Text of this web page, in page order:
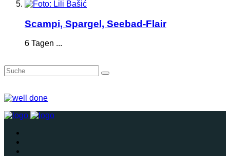
Scampi, Spargel, Seebad-Flair
6 Tagen ...